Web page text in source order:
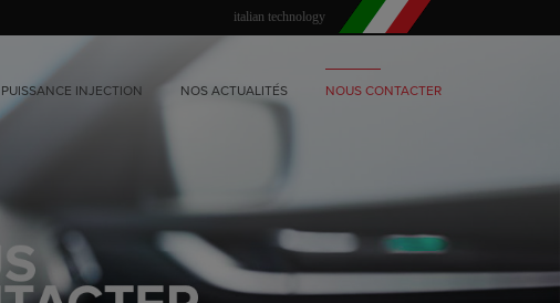
italian technology
PUISSANCE INJECTION NOS ACTUALITÉS NOUS CONTACTER